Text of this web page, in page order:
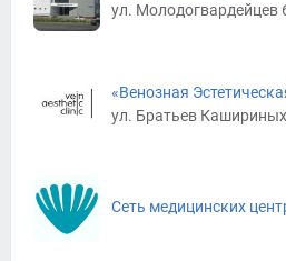
ул. Молодогвардейцев
«Венозная
ул. Братьев
Сеть медицинских